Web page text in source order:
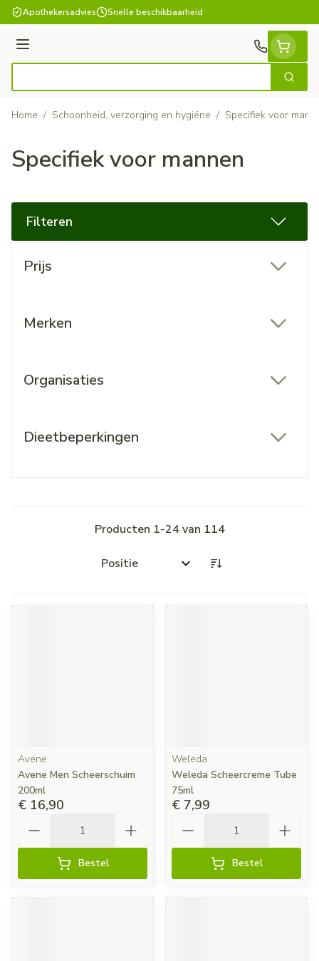
Ga naar de inhoud
Apothekersadvies Snelle beschikbaarheid
Menu
Zoek
Home / Schoonheid, verzorging en hygiëne / Specifiek voor
Specifiek voor mannen
Filteren
Prijs
Merken
Organisaties
Dieetbeperkingen
Producten 1-24van 114
Sorteer op:
Avene
Avene Men Scheerschuim
200ml
€ 16,90
Bestel
Weleda
Weleda Scheercreme Tube
75ml
€ 7,99
Bestel